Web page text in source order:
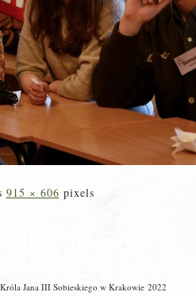
915 × 606 pixels
Jana III Sobieskiego w Krakowie 2022